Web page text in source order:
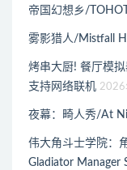
帝国幻想乡/
雾影猎人/Mistfall
烤串大厨! 餐厅模
支持网络联机 2026
夜幕：畸人秀/At
伟大角斗士学院：
Gladiator Manager